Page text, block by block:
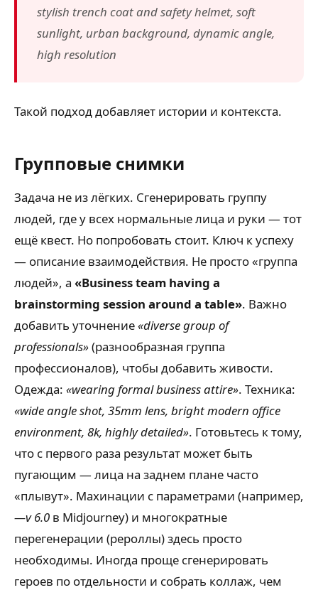
stylish trench coat and safety helmet, soft
sunlight, urban background, dynamic angle,
high resolution
Такой подход добавляет истории и контекста.
Групповые снимки
Задача не из лёгких. Сгенерировать группу
людей, где у всех нормальные лица и руки — тот
ещё квест. Но попробовать стоит. Ключ к успеху
— описание взаимодействия. Не просто «группа
людей», а «Business team having a
brainstorming session around a table». Важно
добавить уточнение«diverse group of
professionals»(разнообразная группа
профессионалов), чтобы добавить живости.
Одежда: «wearing formal business attire». Техника:
«wide angle shot, 35mm lens, bright modern office
environment, 8k, highly detailed». Готовьтесь к тому,
что с первого раза результат может быть
пугающим — лица на заднем плане часто
«плывут». Махинации с параметрами (например,
—v 6.0 в Midjourney) и многократные
перегенерации (рероллы) здесь просто
необходимы. Иногда проще сгенерировать
героев по отдельности и собрать коллаж, чем